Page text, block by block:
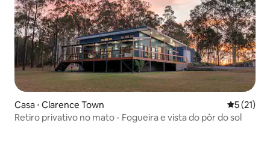
Casa ⋅ Clarence Town 5 de uma
5 (21)
Retiro privativo no mato - Fogueira e vista do pôr do sol